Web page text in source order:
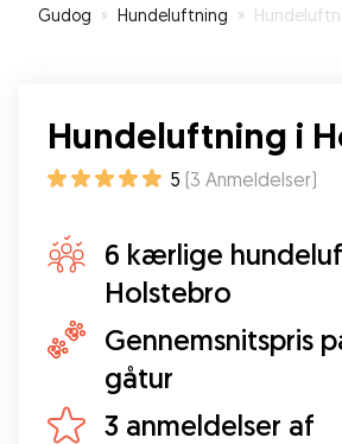
ved at levere hende til
Gudog » Hundeluftning »
Hundeluftning i
5 (3 Anmeldelser)
6 kærlige
Holstebro
Gennemsnitspris
gåtur
3 anmeldelser af